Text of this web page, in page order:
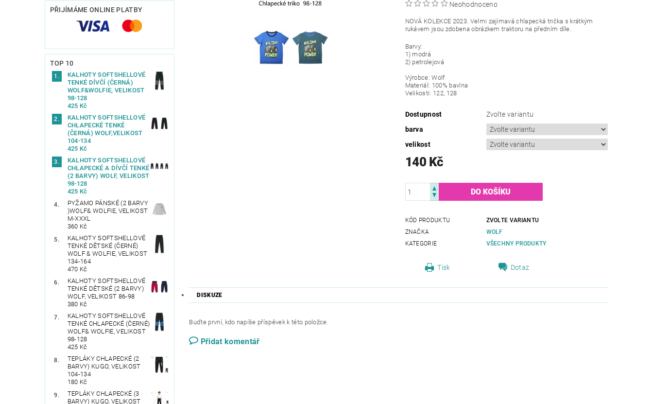
PŘIJÍMÁME ONLINE PLATBY
TOP 10
KALHOTY SOFTSHELLOVÉ
TENKÉ DÍVČÍ (ČERNÁ)
WOLF&WOLFIE, VELIKOST
98-128
425 Kč
KALHOTY SOFTSHELLOVÉ
CHLAPECKÉ TENKÉ
(ČERNÁ) WOLF,VELIKOST
104-134
425 Kč
KALHOTY SOFTSHELLOVÉ
CHLAPECKÉ A DÍVČÍ TENKÉ
(2 BARVY) WOLF, VELIKOST
98-128
425 Kč
PYŽAMO PÁNSKÉ (2 BARVY
)WOLF& WOLFIE, VELIKOST
M-XXXL
360 Kč
KALHOTY SOFTSHELLOVÉ
TENKÉ DĚTSKÉ (ČERNÉ)
WOLF & WOLFIE, VELIKOST
134-164
470 Kč
KALHOTY SOFTSHELLOVÉ
TENKÉ DĚTSKÉ (2 BARVY)
WOLF, VELIKOST 86-98
380 Kč
KALHOTY SOFTSHELLOVÉ
TENKÉ CHLAPECKÉ (ČERNÉ)
WOLF& WOLFIE, VELIKOST
98-128
425 Kč
TEPLÁKY CHLAPECKÉ (2
BARVY) KUGO, VELIKOST
104-134
180 Kč
TEPLÁKY CHLAPECKÉ (3
BARVY) KUGO, VELIKOST
Neohodnoceno
NOVÁ KOLEKCE 2023. Velmi zajímavá chlapecká trička s krátkým
rukávem jsou zdobena obrázkem traktoru na předním díle.
Barvy:
1) modrá
2) petrolejová
Výrobce: Wolf
Materiál: 100% bavlna
Velikosti: 122, 128
Dostupnost
Zvolte variantu
barva
velikost
140 Kč
KÓD PRODUKTU
ZVOLTE VARIANTU
ZNAČKA
WOLF
KATEGORIE
VŠECHNY PRODUKTY
Tisk Dotaz
DISKUZE
Buďte první, kdo napíše příspěvek k této položce.
Přidat komentář